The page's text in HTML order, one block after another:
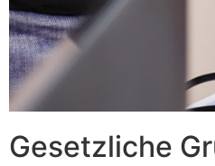
Gesetzliche